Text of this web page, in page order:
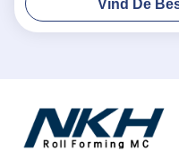
Vind De